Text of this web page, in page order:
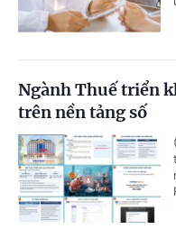
Ngành Thuế triển
trên nền tảng số